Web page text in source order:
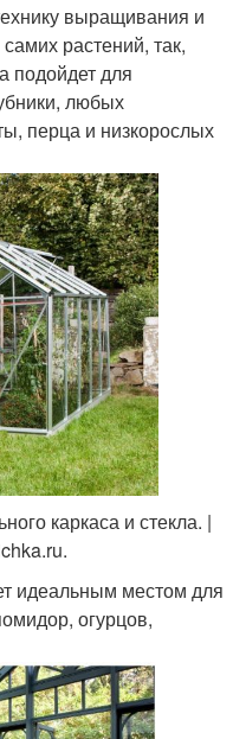
выращивания и
растений, так,
подойдет для
любых
перца и низкорослых
каркаса и стекла. |
идеальным местом для
огурцов,